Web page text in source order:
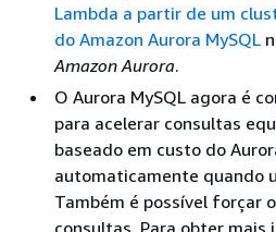
Lambda a partir de um
do Amazon Aurora MySQL
Amazon Aurora.
O Aurora MySQL agora é
para acelerar consultas
baseado em custo do
automaticamente quando
Também é possível forçar
consultas. Para obter mais